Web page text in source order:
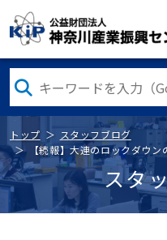
トップ
スタッフブログ
【続報】大連のロックダウ
スタ